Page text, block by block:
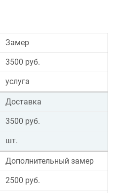
Замер
3500 руб.
услуга
Доставка
3500 руб.
шт.
Дополнительный замер
2500 руб.